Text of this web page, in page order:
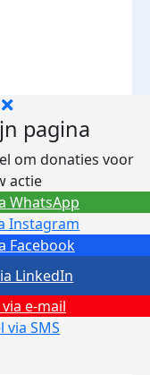
pagina
om donaties voor
actie
Facebook
Instagram
e-mail
via SMS
LinkedIn
WhatsApp